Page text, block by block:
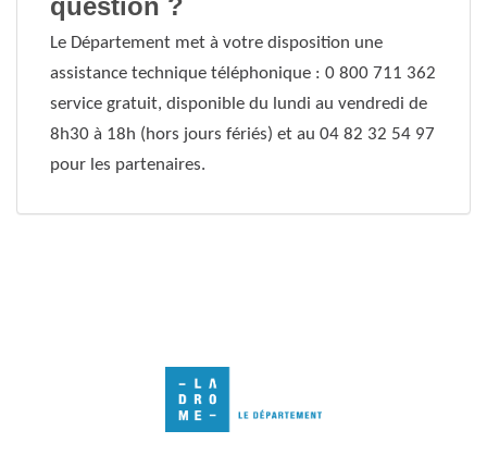
question ?
Le Département met à votre disposition une
assistance technique téléphonique : 0 800 711 362
service gratuit, disponible du lundi au vendredi de
8h30 à 18h (hors jours fériés) et au 04 82 32 54 97
pour les partenaires.